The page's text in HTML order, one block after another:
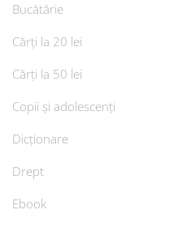
Bucătărie
Cărți la 20 lei
Cărți la 50 lei
Copii și adolescenți
Dicționare
Drept
Ebook